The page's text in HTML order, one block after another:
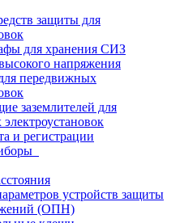
защиты для
для хранения СИЗ
напряжения
передвижных
заземлителей для
и регистрации
устройств защиты
(ОПН)